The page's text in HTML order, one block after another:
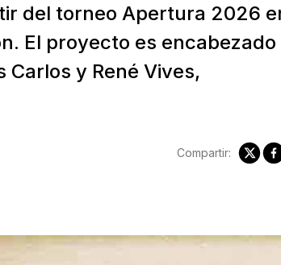
del torneo Apertura 2026
El proyecto es encabezado
Carlos y René Vives,
Compartir: